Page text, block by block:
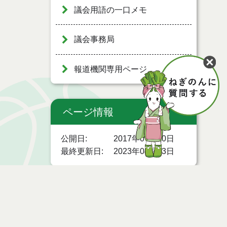
議会用語の一口メモ
議会事務局
報道機関専用ページ
ページ情報
公開日
2017年07月20日
最終更新日
2023年04月03日